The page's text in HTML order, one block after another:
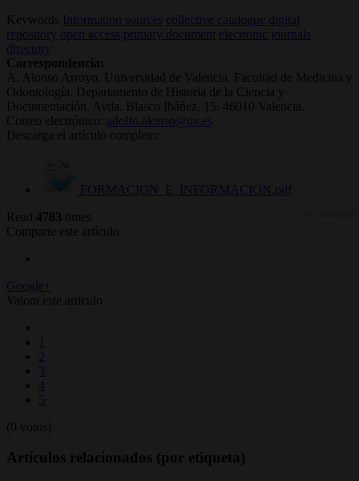
Keywords Information sources collective catalogue digital
repository open access primary document electronic journals
directory
Correspondencia:
A. Alonso Arroyo. Universidad de Valencia. Facultad de Medicina y
Odontología. Departamento de Historia de la Ciencia y
Documentación. Avda. Blasco Ibáñez, 15. 46010 Valencia.
Correo electrónico: adolfo.alonso@uv.es
Descarga el artículo completo:
FORMACION_E_INFORMACION.pdf
Read 4783 times
Comparte este artículo
Google+
Valora este artículo
1
2
3
4
5
(0 votos)
Artículos relacionados (por etiqueta)